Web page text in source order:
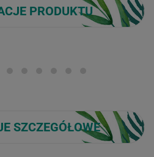
PRODUKTU
SZCZEGÓŁOWE